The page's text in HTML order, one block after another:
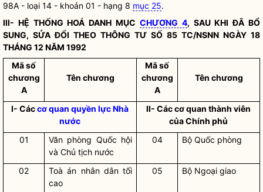
98A - loại 14 - khoản 01 - hạng 8 mục 25.
III- HỆ THỐNG HOÁ DANH MỤC CHƯƠNG 4, SAU KHI ĐÃ BỔ
SUNG, SỬA ĐỔI THEO THÔNG TƯ SỐ 85 TC/NSNN NGÀY 18
THÁNG 12 NĂM 1992
Mã số
chương
A
Tên chương
Mã số
chương
A
Tên chương
I- Cáccơ quan quyền lực Nhà
nước
II- Các cơ quan thành viên
của Chính phủ
01
Văn phòng Quốc hội
vàChủ tịch nước
04 Bộ Quốc phòng
02
Toà án nhân dân tối
cao
05 Bộ Ngoại giao